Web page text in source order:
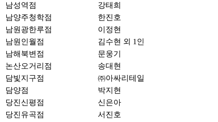
남성역점
강태희
남양주청학점
한진호
남원광한루점
이정현
남원인월점
김수현 외 1인
남해북변점
문웅기
논산오거리점
송대현
담빛지구점
㈜아싸리테일
담양점
박지현
당진신평점
신은아
당진유곡점
서진호